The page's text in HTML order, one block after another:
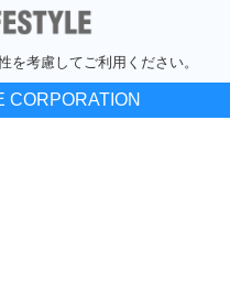
を考慮してご利用ください。